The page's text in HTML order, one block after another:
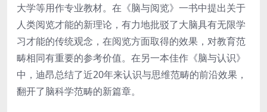
大学等用作专业教材。在《脑与阅览》一书中提出关于
人类阅览才能的新理论，有力地批驳了大脑具有无限学
习才能的传统观念，在阅览方面取得的效果，对教育范
畴相同有重要的参考价值。在另一本佳作《脑与认识》
中，迪昂总结了近20年来认识与思维范畴的前沿效果，
翻开了脑科学范畴的新篇章。